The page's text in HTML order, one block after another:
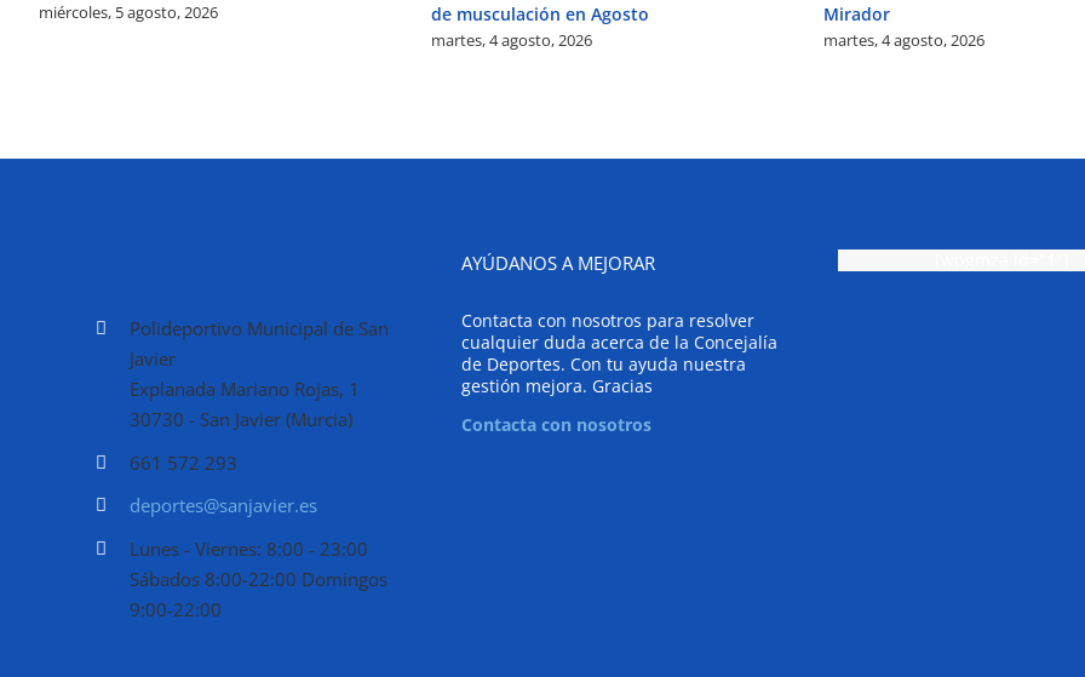
miércoles, 5 agosto, 2026
de musculación en Agosto
martes, 4 agosto, 2026
Mirador
martes, 4 agosto, 2026
Polideportivo Municipal de San
Javier
Explanada Mariano Rojas, 1
30730 - San Javier (Murcia)
661 572 293
deportes@sanjavier.es
Lunes - Viernes: 8:00 - 23:00
Sábados 8:00-22:00 Domingos
9:00-22:00
AYÚDANOS A MEJORAR
Contacta con nosotros para resolver
cualquier duda acerca de la Concejalía
de Deportes. Con tu ayuda nuestra
gestión mejora. Gracias
Contacta con nosotros